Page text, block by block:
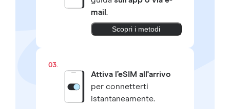
mail .
Scopri i metodi
03.
Attiva l’eSIM all'arrivo
per connetterti
istantaneamente.